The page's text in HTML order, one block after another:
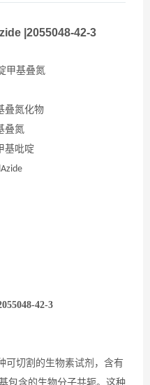
|2055048-42-3
甲基叠氮
叠氮化物
叠氮
基吡啶
42-3
可切割的生物素试剂，含有
包含的生物分子共轭。这种